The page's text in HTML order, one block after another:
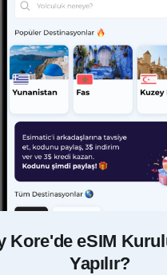
Kore'de eSIM
Yapılır?